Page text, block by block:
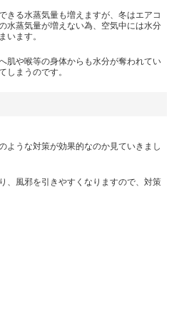
きる水蒸気量も増えますが、冬はエアコ
水蒸気量が増えない為、空気中には水分
います。
肌や喉等の身体からも水分が奪われてい
しまうのです。
ような対策が効果的なのか見ていきまし
、風邪を引きやすくなりますので、対策